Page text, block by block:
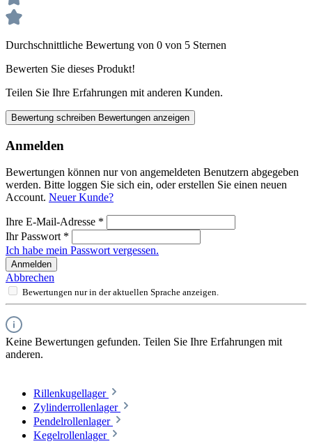
Durchschnittliche Bewertung von 0 von 5 Sternen
Bewerten Sie dieses Produkt!
Teilen Sie Ihre Erfahrungen mit anderen Kunden.
Bewertung schreiben Bewertungen anzeigen
Anmelden
Bewertungen können nur von angemeldeten Benutzern abgegeben
werden. Bitte loggen Sie sich ein, oder erstellen Sie einen neuen
Account. Neuer Kunde?
Ihre E-Mail-Adresse *
Ihr Passwort *
Ich habe mein Passwort vergessen.
Anmelden
Abbrechen
Bewertungen nur in der aktuellen Sprache anzeigen.
Keine Bewertungen gefunden. Teilen Sie Ihre Erfahrungen mit
anderen.
Rillenkugellager
Zylinderrollenlager
Pendelrollenlager
Kegelrollenlager